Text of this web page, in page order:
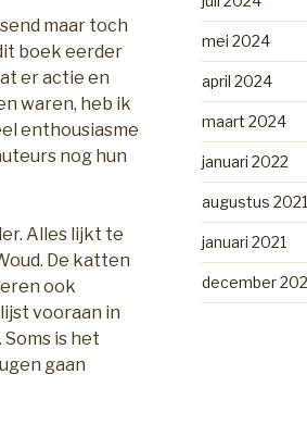
maar toch
boek eerder
er actie en
waren, heb ik
enthousiasme
nog hun
Alles lijkt te
De katten
ook
vooraan in
is het
gaan
mei 2024
april 2024
maart 2024
januari 2022
augustus 2021
januari 2021
december